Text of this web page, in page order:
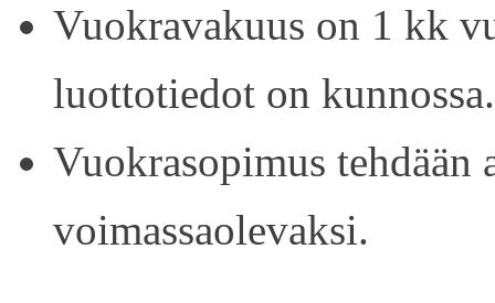
Vuokravakuus on 1 kk
luottotiedot on kunnossa.
Vuokrasopimus tehdään
voimassaolevaksi.